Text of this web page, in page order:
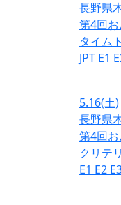
長野県
第4回
タイム
JPT E1
5.16(土)
長野県
第4回
クリテ
E1 E2